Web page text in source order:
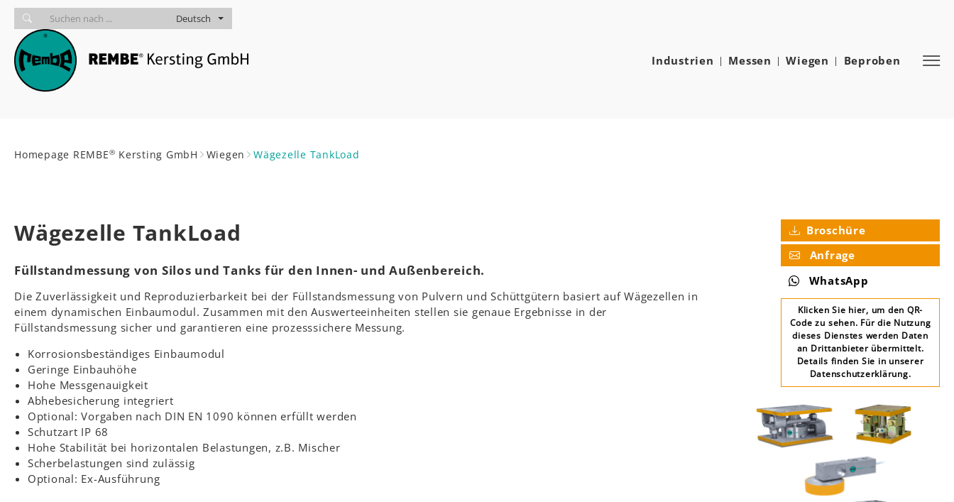
Skip to main navigation
zum Inhalt
Skip to page footer
Deutsch
Industrien Messen Wiegen Beproben
Homepage REMBE® Kersting GmbH Wiegen Wägezelle TankLoad
Wägezelle TankLoad
Füllstandmessung von Silos und Tanks für den Innen- und Außenbereich.
Die Zuverlässigkeit und Reproduzierbarkeit bei der Füllstandsmessung von Pulvern und Schüttgütern basiert auf Wägezellen in
einem dynamischen Einbaumodul. Zusammen mit den Auswerteeinheiten stellen sie genaue Ergebnisse in der
Füllstandsmessung sicher und garantieren eine prozesssichere Messung.
Korrosionsbeständiges Einbaumodul
Geringe Einbauhöhe
Hohe Messgenauigkeit
Abhebesicherung integriert
Optional: Vorgaben nach DIN EN 1090 können erfüllt werden
Schutzart IP 68
Hohe Stabilität bei horizontalen Belastungen, z.B. Mischer
Scherbelastungen sind zulässig
Optional: Ex-Ausführung
Broschüre
Anfrage
WhatsApp
Klicken Sie hier, um den QR-
Code zu sehen. Für die Nutzung
dieses Dienstes werden Daten
an Drittanbieter übermittelt.
Details finden Sie in unserer
Datenschutzerklärung.